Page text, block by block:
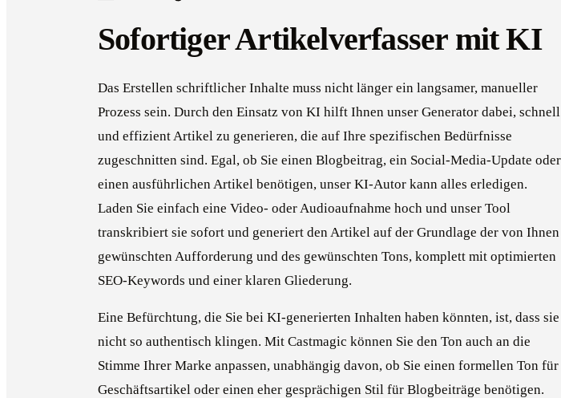
Sofortiger Artikelverfasser mit KI
Das Erstellen schriftlicher Inhalte muss nicht länger ein langsamer, manueller
Prozess sein. Durch den Einsatz von KI hilft Ihnen unser Generator dabei, schnell
und effizient Artikel zu generieren, die auf Ihre spezifischen Bedürfnisse
zugeschnitten sind. Egal, ob Sie einen Blogbeitrag, ein Social-Media-Update oder
einen ausführlichen Artikel benötigen, unser KI-Autor kann alles erledigen.
Laden Sie einfach eine Video- oder Audioaufnahme hoch und unser Tool
transkribiert sie sofort und generiert den Artikel auf der Grundlage der von Ihnen
gewünschten Aufforderung und des gewünschten Tons, komplett mit optimierten
SEO-Keywords und einer klaren Gliederung.
Eine Befürchtung, die Sie bei KI-generierten Inhalten haben könnten, ist, dass sie
nicht so authentisch klingen. Mit Castmagic können Sie den Ton auch an die
Stimme Ihrer Marke anpassen, unabhängig davon, ob Sie einen formellen Ton für
Geschäftsartikel oder einen eher gesprächigen Stil für Blogbeiträge benötigen.